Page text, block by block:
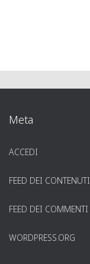
Meta
ACCEDI
FEED DEI CONTENUTI
FEED DEI COMMENTI
WORDPRESS.ORG